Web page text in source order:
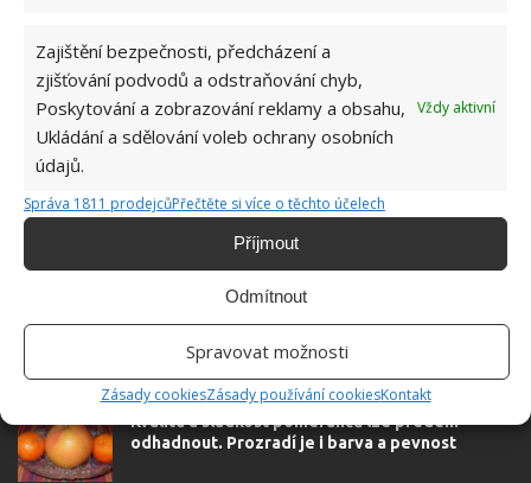
Zajištění bezpečnosti, předcházení a
zjišťování podvodů a odstraňování chyb,
Poskytování a zobrazování reklamy a obsahu,
Ukládání a sdělování voleb ochrany osobních
údajů.
Vždy aktivní
Správa 1811 prodejcůPřečtěte si více o těchto účelech
Příjmout
Odmítnout
Spravovat možnosti
Zásady cookiesZásady používání cookiesKontakt
rozhodla zůstat. Její v...
autorovi]
Kvalitní mandarinky je možné poznat už v
obchodě. Prozradí je i struktura slupky a barva
Kvalitu a sladkost pomerančů lze předem
odhadnout. Prozradí je i barva a pevnost